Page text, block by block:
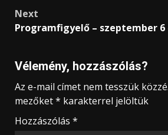
Next
Programfigyelő – szeptember 6
Vélemény, hozzászólás?
Az e-mail címet nem tesszük közzé.
mezőket* karakterrel jelöltük
Hozzászólás *